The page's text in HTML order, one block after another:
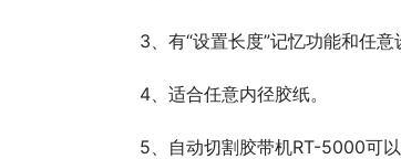
3、有“设置长度”记忆功能和任
	4、适合任意内径胶纸。
5、自动切割胶带机RT-5000可